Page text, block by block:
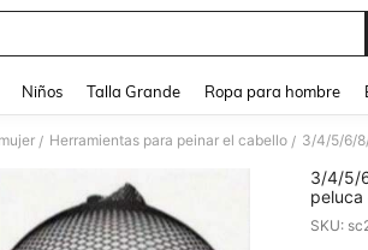
Niños Talla Grande Ropa para hombre
/ Herramientas para peinar el cabello /
3/4/5/
peluca